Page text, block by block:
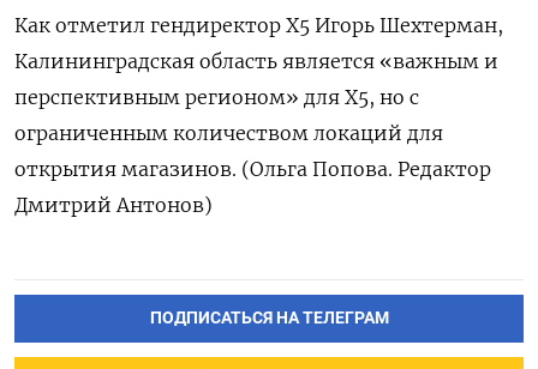
Как отметил гендиректор X5 Игорь Шехтерман,
Калининградская область является «важным и
перспективным регионом» для Х5, но с
ограниченным количеством локаций для
открытия магазинов. (Ольга Попова. Редактор
Дмитрий Антонов)
ПОДПИСАТЬСЯ НА ТЕЛЕГРАМ